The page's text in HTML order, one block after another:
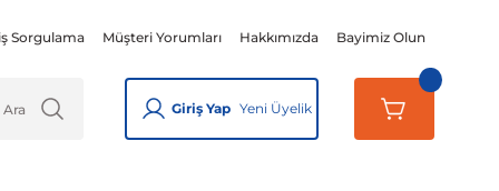
Sorgulama Müşteri Yorumları Hakkımızda Bayimiz Olun
Giriş Yap Yeni Üyelik